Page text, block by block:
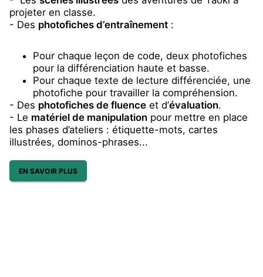
projeter en classe.
- Des photofiches d’entraînement :
Pour chaque leçon de code, deux photofiches
pour la différenciation haute et basse.
Pour chaque texte de lecture différenciée, une
photofiche pour travailler la compréhension.
- Des photofiches de fluence et d’évaluation.
- Le matériel de manipulation pour mettre en place
les phases d’ateliers : étiquette-mots, cartes
illustrées, dominos-phrases...
EN SAVOIR PLUS